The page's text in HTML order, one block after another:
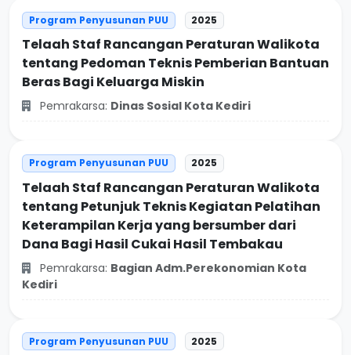
Program Penyusunan PUU 2025
Telaah Staf Rancangan Peraturan Walikota
tentang Pedoman Teknis Pemberian Bantuan
Beras Bagi Keluarga Miskin
Pemrakarsa: Dinas Sosial Kota Kediri
Program Penyusunan PUU 2025
Telaah Staf Rancangan Peraturan Walikota
tentang Petunjuk Teknis Kegiatan Pelatihan
Keterampilan Kerja yang bersumber dari
Dana Bagi Hasil Cukai Hasil Tembakau
Pemrakarsa: Bagian Adm.Perekonomian Kota
Kediri
Program Penyusunan PUU 2025